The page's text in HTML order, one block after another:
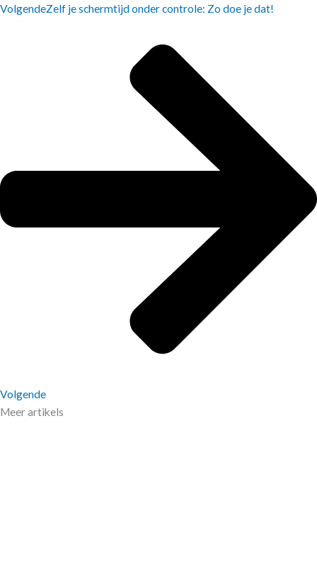
VolgendeZelf je schermtijd onder controle: Zo doe je dat!
Volgende
Meer artikels